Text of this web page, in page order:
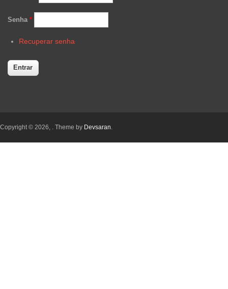
Senha *
Recuperar senha
Copyright © 2026, . Theme by Devsaran.